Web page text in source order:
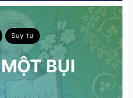
Suy tư
BỤI